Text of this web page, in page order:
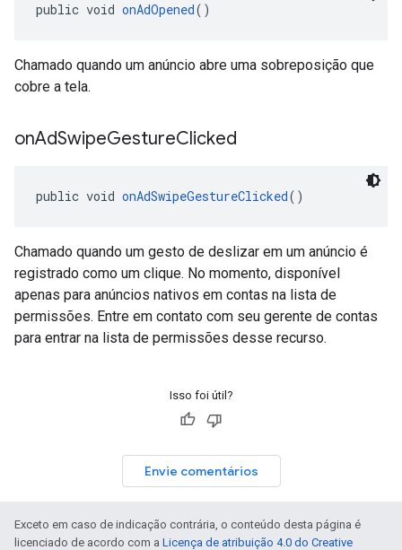
public void onAdOpened()
Chamado quando um anúncio abre uma sobreposição que
cobre a tela.
onAdSwipeGestureClicked
public void onAdSwipeGestureClicked()
Chamado quando um gesto de deslizar em um anúncio é
registrado como um clique. No momento, disponível
apenas para anúncios nativos em contas na lista de
permissões. Entre em contato com seu gerente de contas
para entrar na lista de permissões desse recurso.
Isso foi útil?
Envie comentários
Exceto em caso de indicação contrária, o conteúdo desta página é
licenciado de acordo com a Licença de atribuição 4.0 do Creative